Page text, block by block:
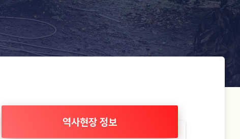
역사현장 정보